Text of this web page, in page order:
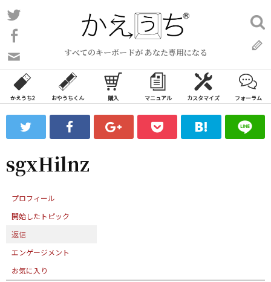
コ
ン
ン
ツ
ス
ッ
すべてのキーボードが あなた専用になる
い
合
わ
フ
ォ
ム
検
索:
かえうち2 おやうちくん 購入 マニュアル カスタマイズ フォーラム
sgxHilnz
プロフィール
開始したトピック
返信
エンゲージメント
お気に入り